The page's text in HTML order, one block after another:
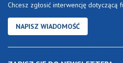
Chcesz zgłosić interwencję dotyczącą
NAPISZ WIADOMOŚĆ